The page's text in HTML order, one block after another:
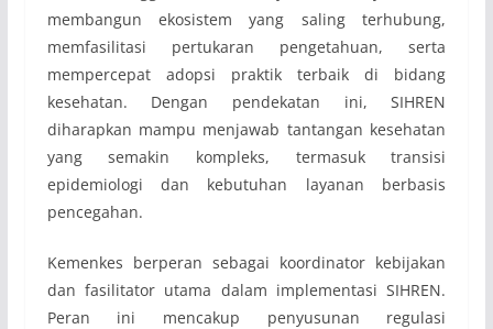
membangun ekosistem yang saling terhubung,
memfasilitasi pertukaran pengetahuan, serta
mempercepat adopsi praktik terbaik di bidang
kesehatan. Dengan pendekatan ini, SIHREN
diharapkan mampu menjawab tantangan kesehatan
yang semakin kompleks, termasuk transisi
epidemiologi dan kebutuhan layanan berbasis
pencegahan.
Kemenkes berperan sebagai koordinator kebijakan
dan fasilitator utama dalam implementasi SIHREN.
Peran ini mencakup penyusunan regulasi